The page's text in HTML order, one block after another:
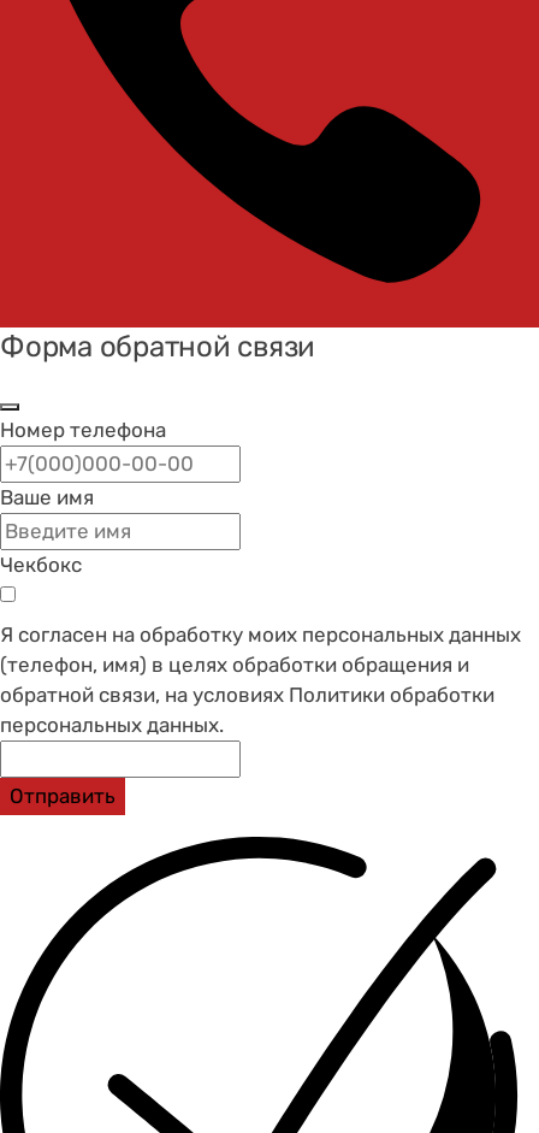
Форма обратной связи
Номер телефона
Ваше имя
Чекбокс
Я согласен на обработку моих персональных данных
(телефон, имя) в целях обработки обращения и
обратной связи, на условиях Политики обработки
персональных данных.
Отправить